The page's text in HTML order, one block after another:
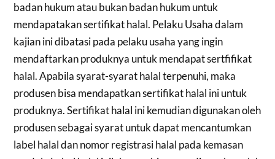
badan hukum atau bukan badan hukum untuk
mendapatakan sertifikat halal. Pelaku Usaha dalam
kajian ini dibatasi pada pelaku usaha yang ingin
mendaftarkan produknya untuk mendapat sertfifikat
halal. Apabila syarat-syarat halal terpenuhi, maka
produsen bisa mendapatkan sertifikat halal ini untuk
produknya. Sertifikat halal ini kemudian digunakan oleh
produsen sebagai syarat untuk dapat mencantumkan
label halal dan nomor registrasi halal pada kemasan